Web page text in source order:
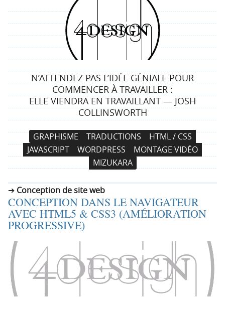
4
d
e
s
i
g
n
N’ATTENDEZ PAS L’IDÉE GÉNIALE POUR
COMMENCER À TRAVAILLER :
ELLE VIENDRA EN TRAVAILLANT — JOSH
COLLINSWORTH
N
a
v
i
a
t
i
o
p
A
l
l
e
a
u
c
o
n
GRAPHISME TRADUCTIONS
HTML / CSS
JAVASCRIPT
WORDPRESS
MONTAGE VIDÉO
MIZUKARA
Conception de site web
CONCEPTION DANS LE NAVIGATEUR
AVEC HTML5 & CSS3 (AMÉLIORATION
PROGRESSIVE)